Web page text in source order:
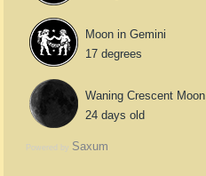
Moon in Gemini
17 degrees
Waning Crescent Moon
24 days old
Powered by Saxum